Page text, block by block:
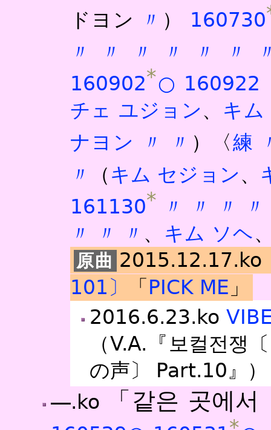
ドヨン
〃 ） 160730
〃
〃 〃 〃 〃 〃
160902*○ 160922
チェ ユジョン、 キム
ナヨン
〃 〃 ）〈練
〃
（ キム セジョン、
161130* 〃 〃 〃 〃
〃
〃 〃 、 キム ソヘ
2015.12.17.ko
101〕
「 PICK ME 」
2016.6.23.ko
（V.A.『보컬전쟁
の声〕 Part.10』）
―.ko
「같은 곳에서